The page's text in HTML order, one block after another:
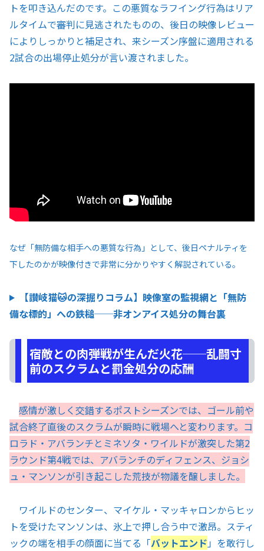
トを叩き込んだのです。この悪質なラフイング行為はリア
ルタイムで審判に見逃されたものの、後日の映像レビュー
によりしっかりと補足され、来シーズン序盤に適用される
2試合の出場停止処分が言い渡されました。
なぜ「無防備な相手への悪質な行為」として、後日ペナルティを
下したのかが映像付きで非常に分かりやすく解説されている。
【讃岐猫🐱の深掘りコラム】映像室の監視網と「無防
備な標的」への鉄槌──非オンアイス処分の舞台裏
宿敵との肉弾戦が生んだ火花──乱闘寸
前のスクラムと罰金処分の応酬
感情が激しく交錯するポストシーズンでは、ゴール前や
試合終了直後のスクラムが瞬時に戦場へと変わります。コ
ロラド・アバランチとミネソタ・ワイルドが激突した第2
ラウンド第4戦では、アバランチのディフェンス、ジョシ
ュ・マンソンが引き起こした荒技が物議を醸しました。
ワイルドのセンター、マイケル・マッキャロンからヒッ
トを受けたマンソンは、氷上で押し合う中で激昂。スティ
ックの端を相手の顔面に当てる「バットエンド 」を敢行し